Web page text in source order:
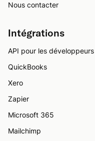
Nous contacter
Intégrations
API pour les développeurs
QuickBooks
Xero
Zapier
Microsoft 365
Mailchimp